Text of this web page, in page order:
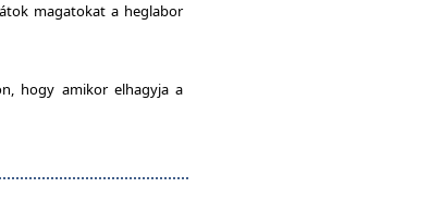
magatokat a heglabor
hogy amikor elhagyja a